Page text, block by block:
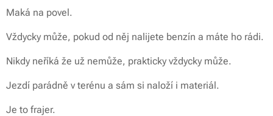
Maká na povel.
Vždycky může, pokud od něj nalijete benzín a máte ho rádi.
Nikdy neříká že už nemůže, prakticky vždycky může.
Jezdí parádně v terénu a sám si naloží i materiál.
Je to frajer.